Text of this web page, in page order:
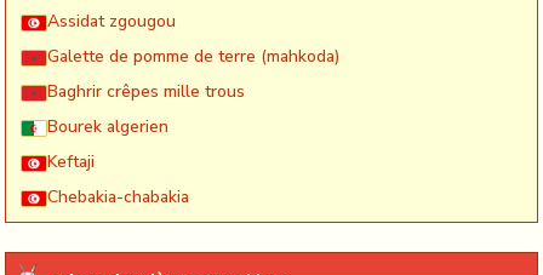
Assidat zgougou
Galette de pomme de terre (mahkoda)
Baghrir crêpes mille trous
Bourek algerien
Keftaji
Chebakia-chabakia